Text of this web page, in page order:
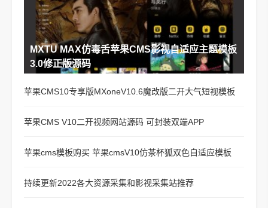
MXTU MAX仿毒舌苹果CMS影视自适应主题模板
3.0修正版源码
苹果CMS10专享版MXoneV10.6魔改版二开大气短视模板
苹果CMS V10二开视频网站源码 可封装双端APP
苹果cms模板购买 苹果cmsV10仿茶杯狐双色自适应模板
持续更新2022各大资源采集和影视采集站推荐